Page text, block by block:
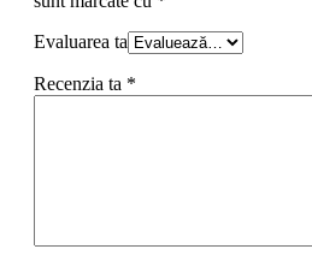
Evaluarea ta
Recenzia ta *